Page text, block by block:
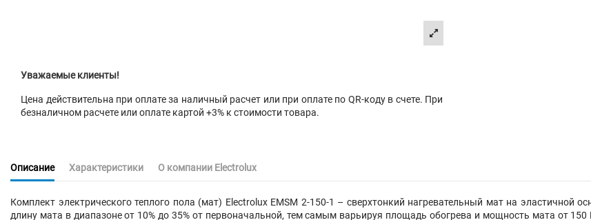
Уважаемые клиенты!
Цена действительна при оплате за наличный расчет или при оплате по QR-коду в счете. При
безналичном расчете или оплате картой +3% к стоимости товара.
Описание Характеристики О компании Electrolux
Комплект электрического теплого пола (мат) Electrolux EMSM 2-150-1 – сверхтонкий нагревательный мат на эластичной
длину мата в диапазоне от 10% до 35% от первоначальной, тем самым варьируя площадь обогрева и мощность мата от